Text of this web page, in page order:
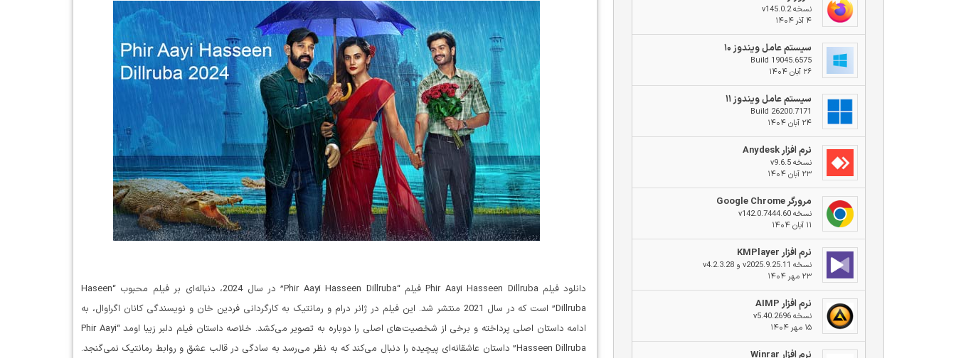
نسخه v145.0.2
۴ آذر ۱۴۰۴
سیستم عامل ویندوز ۱۰
Build 19045.6575
۲۶ آبان ۱۴۰۴
سیستم عامل ویندوز ۱۱
Build 26200.7171
۲۴ آبان ۱۴۰۴
نرم افزار Anydesk
نسخه v9.6.5
۲۳ آبان ۱۴۰۴
مرورگر Google Chrome
نسخه v142.0.7444.60
۱۱ آبان ۱۴۰۴
نرم افزار KMPlayer
نسخه v2025.9.25.11 و v4.2.3.28
۲۳ مهر ۱۴۰۴
نرم افزار AIMP
نسخه v5.40.2696
۱۵ مهر ۱۴۰۴
نرم افزار Winrar
دانلود فیلم Phir Aayi Hasseen Dillruba فیلم “Phir Aayi Hasseen Dillruba” در سال 2024، دنباله‌ای بر فیلم محبوب “Haseen
Dillruba” است که در سال 2021 منتشر شد. این فیلم در ژانر درام و رمانتیک به کارگردانی فردین خان و نویسندگی کانان اگراوال، به
ادامه داستان اصلی پرداخته و برخی از شخصیت‌های اصلی را دوباره به تصویر می‌کشد. خلاصه داستان فیلم دلبر زیبا اومد “Phir Aayi
Hasseen Dillruba” داستان عاشقانه‌ای پیچیده را دنبال می‌کند که به نظر می‌رسد به سادگی در قالب عشق و روابط رمانتیک نمی‌گنجد.